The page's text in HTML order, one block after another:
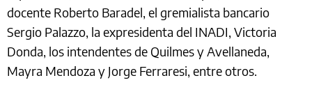
docente Roberto Baradel, el gremialista bancario
Sergio Palazzo, la expresidenta del INADI, Victoria
Donda, los intendentes de Quilmes y Avellaneda,
Mayra Mendoza y Jorge Ferraresi, entre otros.